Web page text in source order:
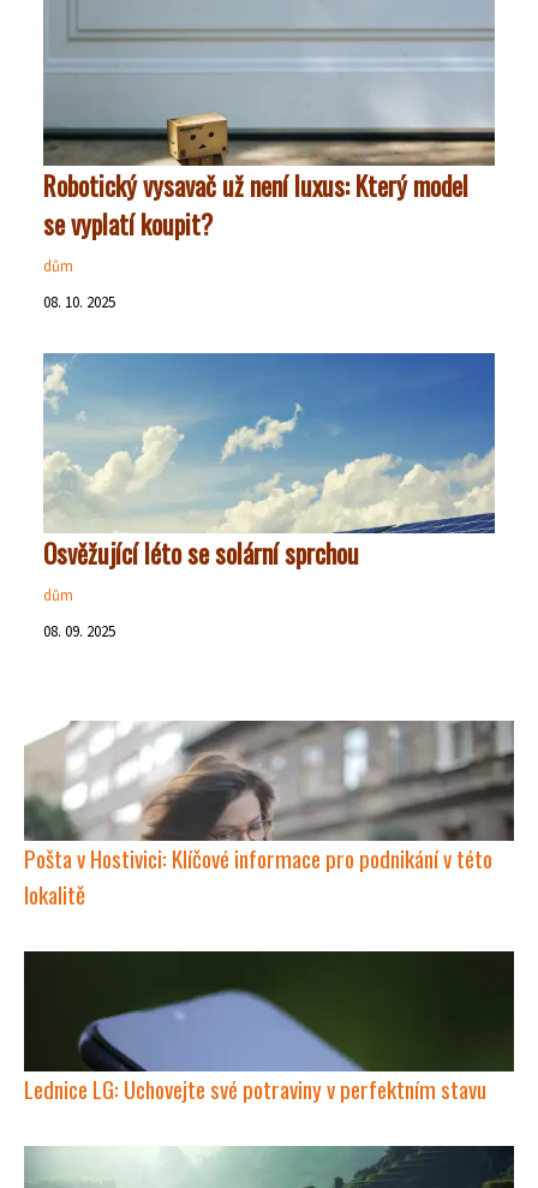
Robotický vysavač už není luxus: Který model
se vyplatí koupit?
dům
08. 10. 2025
Osvěžující léto se solární sprchou
dům
08. 09. 2025
Pošta v Hostivici: Klíčové informace pro podnikání v této
lokalitě
Lednice LG: Uchovejte své potraviny v perfektním stavu